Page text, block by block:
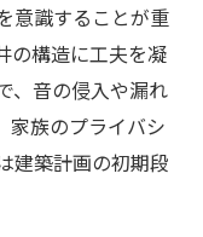
の工夫
素材の選定
成功の秘訣
るポイント
意識することが重
の構造に工夫を凝
、音の侵入や漏れ
家族のプライバシ
建築計画の初期段